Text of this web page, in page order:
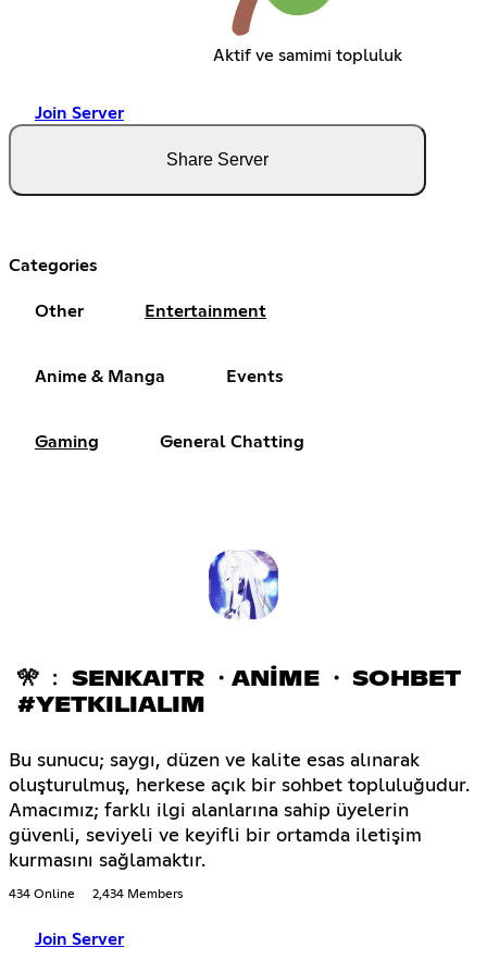
Aktif ve samimi topluluk
Join Server
Share Server
Categories
Other Entertainment
Anime & Manga Events
Gaming General Chatting
🎌 ﹕ SENKAITR ・ANİME ・ SOHBET
#YETKILIALIM
Bu sunucu; saygı, düzen ve kalite esas alınarak
oluşturulmuş, herkese açık bir sohbet topluluğudur.
Amacımız; farklı ilgi alanlarına sahip üyelerin
güvenli, seviyeli ve keyifli bir ortamda iletişim
kurmasını sağlamaktır.
434 Online 2,434 Members
Join Server